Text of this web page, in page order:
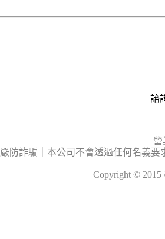
諮
營
嚴防詐騙｜本公司不會透過任何名義
Copyright ©